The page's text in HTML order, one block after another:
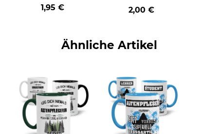
1,95 € 2,00 €
Ähnliche Artikel